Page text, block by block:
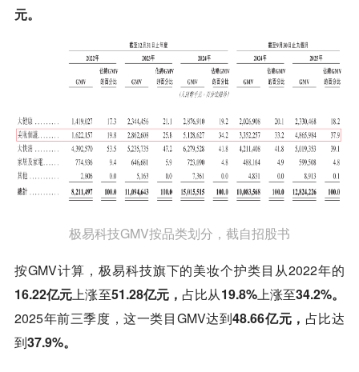
元。
极易科技GMV按品类划分，截自招股书
按GMV计算，极易科技旗下的美妆个护类目从2022年的
16.22亿元 上涨至51.28亿元， 占比从19.8%上涨至34.2%。
2025年前三季度，这一类目GMV达到48.66亿元， 占比达
到37.9%。